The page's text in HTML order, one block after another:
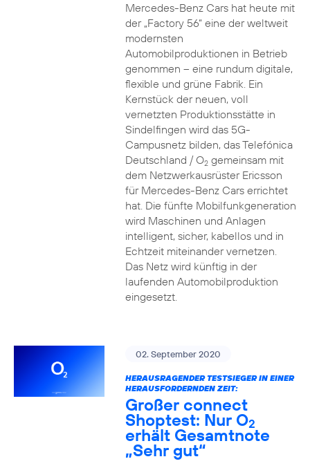
Mercedes-Benz Cars hat heute mit
der „Factory 56“ eine der weltweit
modernsten
Automobilproduktionen in Betrieb
genommen – eine rundum digitale,
flexible und grüne Fabrik. Ein
Kernstück der neuen, voll
vernetzten Produktionsstätte in
Sindelfingen wird das 5G-
Campusnetz bilden, das Telefónica
Deutschland / O2gemeinsam mit
dem Netzwerkausrüster Ericsson
für Mercedes-Benz Cars errichtet
hat. Die fünfte Mobilfunkgeneration
wird Maschinen und Anlagen
intelligent, sicher, kabellos und in
Echtzeit miteinander vernetzen.
Das Netz wird künftig in der
laufenden Automobilproduktion
eingesetzt.
02. September 2020
HERAUSRAGENDER TESTSIEGER IN EINER
HERAUSFORDERNDEN ZEIT:
Großer connect
Shoptest: Nur O2
erhält Gesamtnote
„Sehr gut“